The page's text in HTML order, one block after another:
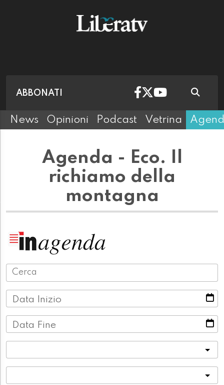
ABBONATI
News Opinioni Podcast Vetrina
Agenda - Eco. Il
richiamo della
montagna
Data Inizio
Data Fine